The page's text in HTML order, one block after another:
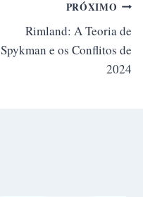
PRÓXIMO
Rimland: A Teoria de
Spykman e os Conflitos de
2024